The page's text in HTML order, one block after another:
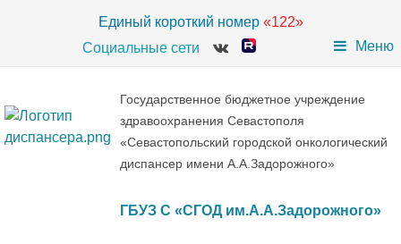
Единый короткий номер«122»
Социальные сети
Меню
Государственное бюджетное учреждение
здравоохранения Севастополя
«Севастопольский городской онкологический
диспансер имени А.А.Задорожного»
ГБУЗ С «СГОД им.А.А.Задорожного»